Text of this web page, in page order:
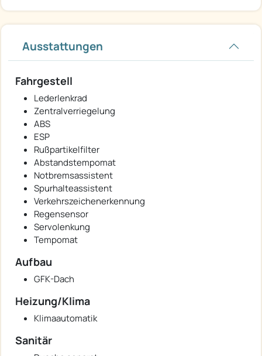
Ausstattungen
Fahrgestell
Lederlenkrad
Zentralverriegelung
ABS
ESP
Rußpartikelfilter
Abstandstempomat
Notbremsassistent
Spurhalteassistent
Verkehrszeichenerkennung
Regensensor
Servolenkung
Tempomat
Aufbau
GFK-Dach
Heizung/Klima
Klimaautomatik
Sanitär